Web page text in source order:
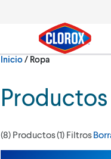
Inicio/Actualmente:
Ropa
(8) Productos(1) Filtros